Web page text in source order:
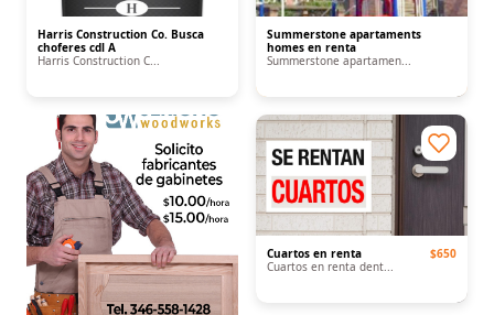
Harris Construction Co. Busca
choferes cdl A
Harris Construction C...
Summerstone apartaments
homes en renta
Summerstone apartamen...
Cuartos en renta
Cuartos en renta dent...
$650